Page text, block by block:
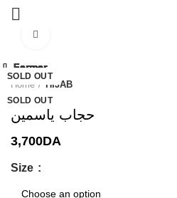
Home HIJAB
حجاب ياسمين
3,700DA
Size
SOLD OUT
Fermer
SOLD OUT
Fermer
-21%
SOLD OUT
Fermer
SOLD OUT
Fermer
SOLD OUT
Fermer
SOLD OUT
Fermer
SOLD OUT
Fermer
SOLD OUT
Fermer